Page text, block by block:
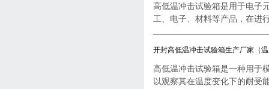
高低温冲击试验箱是用于电子
工、电子、材料等产品，在进
开封高低温冲击试验箱生产厂家（
高低温冲击试验箱是一种用于
以观察其在温度变化下的耐受